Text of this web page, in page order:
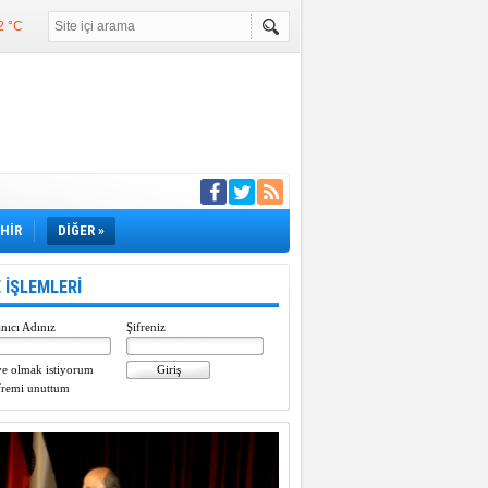
°C
girdi
DİĞER »
İŞLEMLERİ
Adınız Şifreniz
olmak istiyorum
unuttum